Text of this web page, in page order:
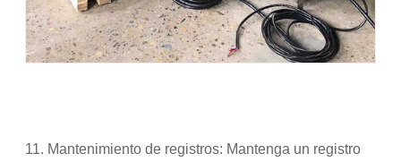
11. Mantenimiento de registros: Mantenga un registro